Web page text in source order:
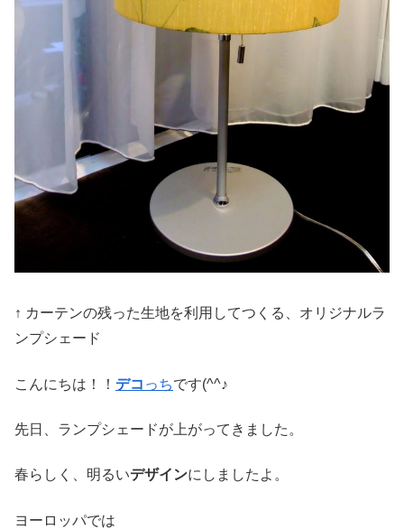
↑ カーテンの残った生地を利用してつくる、オリジナルラ
ンプシェード
こんにちは！！ デコ っちです(^^♪
先日、ランプシェードが上がってきました。
春らしく、明るいデザインにしましたよ。
ヨーロッパでは